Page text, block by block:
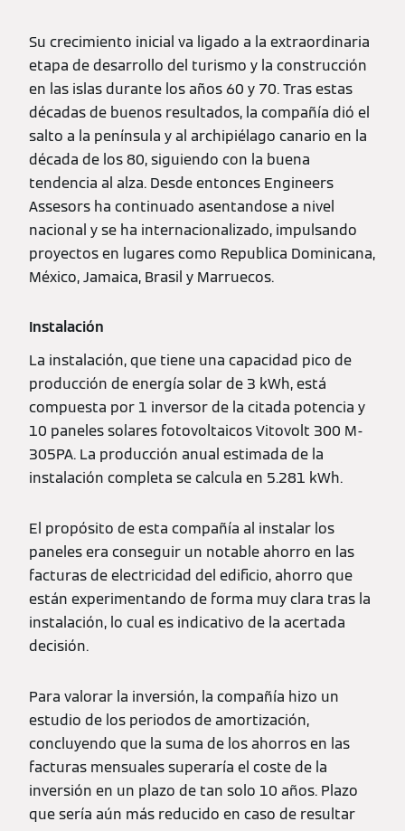
Su crecimiento inicial va ligado a la extraordinaria
etapa de desarrollo del turismo y la construcción
en las islas durante los años 60 y 70. Tras estas
décadas de buenos resultados, la compañía dió el
salto a la península y al archipiélago canario en la
década de los 80, siguiendo con la buena
tendencia al alza. Desde entonces Engineers
Assesors ha continuado asentandose a nivel
nacional y se ha internacionalizado, impulsando
proyectos en lugares como Republica Dominicana,
México, Jamaica, Brasil y Marruecos.
Instalación
La instalación, que tiene una capacidad pico de
producción de energía solar de 3 kWh, está
compuesta por 1 inversor de la citada potencia y
10 paneles solares fotovoltaicos Vitovolt 300 M-
305PA. La producción anual estimada de la
instalación completa se calcula en 5.281 kWh.
El propósito de esta compañía al instalar los
paneles era conseguir un notable ahorro en las
facturas de electricidad del edificio, ahorro que
están experimentando de forma muy clara tras la
instalación, lo cual es indicativo de la acertada
decisión.
Para valorar la inversión, la compañía hizo un
estudio de los periodos de amortización,
concluyendo que la suma de los ahorros en las
facturas mensuales superaría el coste de la
inversión en un plazo de tan solo 10 años. Plazo
que sería aún más reducido en caso de resultar